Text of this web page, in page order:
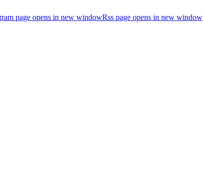
page opens in new windowRss page opens in new window